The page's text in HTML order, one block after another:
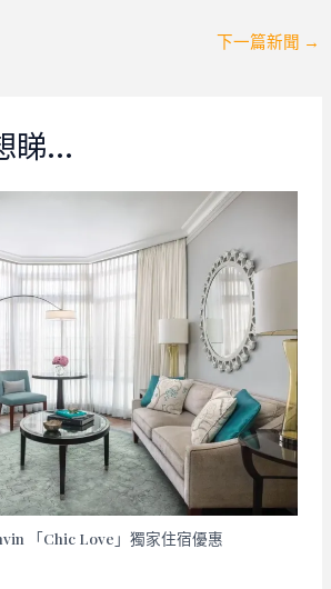
下一篇新聞 →
睇…
「Chic Love」獨家住宿優惠